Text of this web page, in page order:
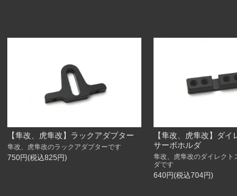
【隼改、虎隼改】ラックアダプター
隼改、虎隼改のラックアダプターです
750円(税込825円)
【隼改、虎隼改】ダイ
サーボホルダ
隼改、虎隼改のダイレクト
ダです
640円(税込704円)